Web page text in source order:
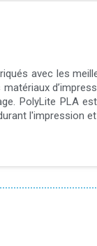
avec les
PolyLite PLA
l'impression